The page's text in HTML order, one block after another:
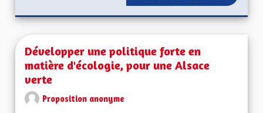
Développer une politique forte en
matière d'écologie, pour une Alsace
verte
Proposition anonyme